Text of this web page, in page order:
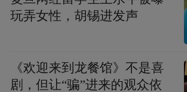
玩弄女性，胡锡进发声
《欢迎来到龙餐馆》不是喜
剧，但让“骗”进来的观众依